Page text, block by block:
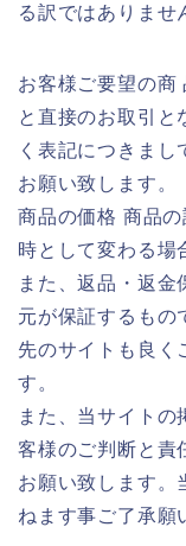
る訳ではありませ
お客様ご要望の商
と直接のお取引と
く表記につきまし
お願い致します。
商品の価格 商品
時として変わる場
また、返品・返金
元が保証するもの
先のサイトも良く
す。
また、当サイトの
客様のご判断と責
お願い致します。
ねます事ご了承願